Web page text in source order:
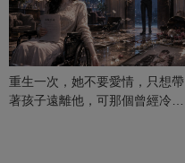
重生一次，她不要愛情，只想帶
著孩子遠離他，可那個曾經冷漠